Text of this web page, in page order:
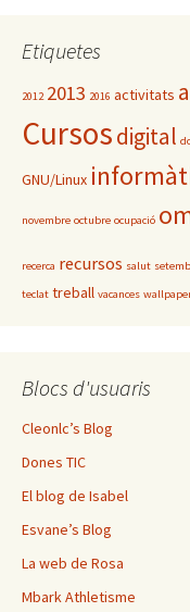
Etiquetes
2012 2013 2016 activitats
Cursosdigital
GNU/Linux
novembre octubre ocupació
recerca recursos salut
teclat treball vacances
Blocs d'usuaris
Cleonlc’s Blog
Dones TIC
El blog de Isabel
Esvane’s Blog
La web de Rosa
Mbark Athletisme